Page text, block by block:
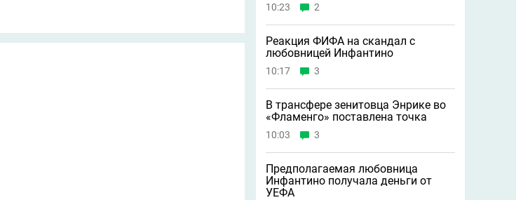
10:23 2
Реакция ФИФА на скандал с
любовницей Инфантино
10:17 3
В трансфере зенитовца Энрике во
«Фламенго» поставлена точка
10:03 3
Предполагаемая любовница
Инфантино получала деньги от
УЕФА